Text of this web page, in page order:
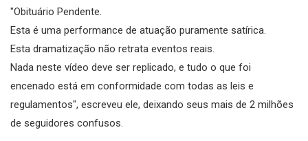
"Obituário Pendente.
Esta é uma performance de atuação puramente satírica.
Esta dramatização não retrata eventos reais.
Nada neste vídeo deve ser replicado, e tudo o que foi
encenado está em conformidade com todas as leis e
regulamentos", escreveu ele, deixando seus mais de 2 milhões
de seguidores confusos.